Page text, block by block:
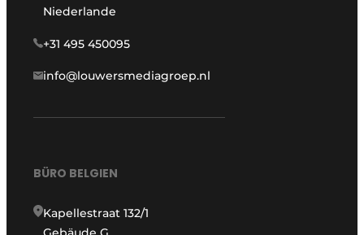
Niederlande
+31 495 450095
info@louwersmediagroep.nl
BÜRO BELGIEN
Kapellestraat 132/1